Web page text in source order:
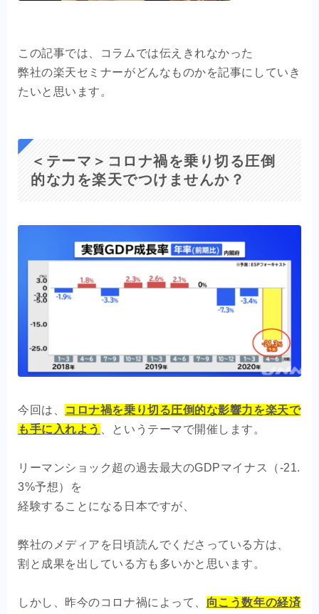
この記事では、コラムでは伝えきれなかった
弊社の楽天セミナーがどんなものかを記事にしていき
たいと思います。
＜テーマ＞コロナ禍を乗り切る圧倒
的な力を楽天でつけませんか？
今回は、
コロナ禍を乗り切る圧倒的な影響力を楽天で
も手に入れよう
、というテーマで開催します。
リーマンショック超の過去最大のGDPマイナス（-21.
3%予想）を
経験することになる日本ですが、
弊社のメディアを日頃読んでくださっている方は、
割と成果を出している方も多いかと思います。
しかし、昨今のコロナ禍によって、 向こう数年の経済